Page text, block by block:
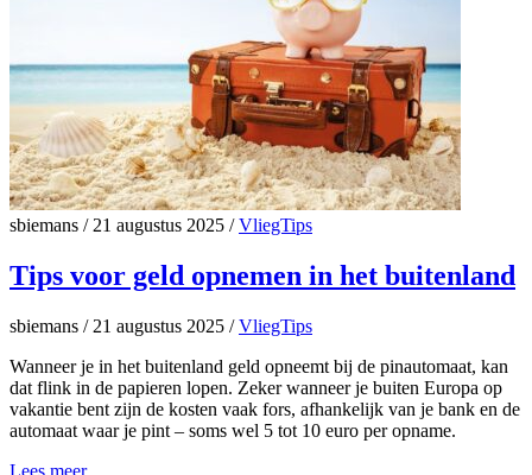
sbiemans /21 augustus 2025 / VliegTips
Tips voor geld opnemen in het buitenland
sbiemans /21 augustus 2025 / VliegTips
Wanneer je in het buitenland geld opneemt bij de pinautomaat, kan
dat flink in de papieren lopen. Zeker wanneer je buiten Europa op
vakantie bent zijn de kosten vaak fors, afhankelijk van je bank en de
automaat waar je pint – soms wel 5 tot 10 euro per opname.
Lees meer